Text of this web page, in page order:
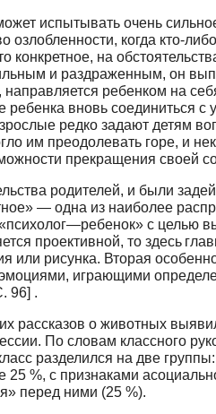
испытывать очень
озлобленности, когда кто-
конкретное, на
и раздраженным, он
направ­ляется ребенком на
вновь соединиться
редко зада­ют детям
им преодолевать горе, и
прекращения своей
родителей, и были
— одна из наиболее
с целью
проективной, то здесь
или рисунка. Вторая
эмоциями, играющими
96] .
рассказов о животных
По словам классного
разделился на две
25 %, с признаками
перед ними (25 %).